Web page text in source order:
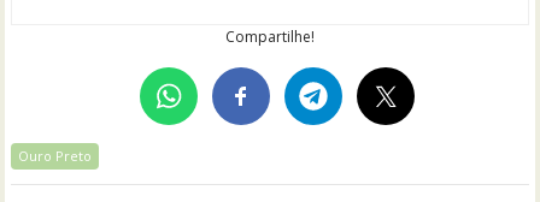
Compartilhe!
Ouro Preto